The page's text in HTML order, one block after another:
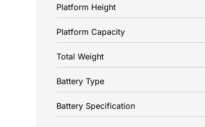
Platform Height
Platform Capacity
Total Weight
Battery Type
Battery Specification